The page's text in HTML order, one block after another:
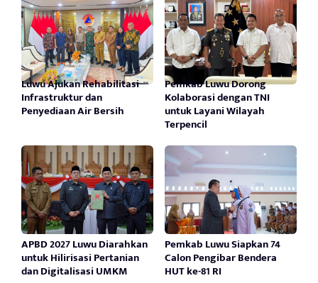
Luwu Ajukan Rehabilitasi
Infrastruktur dan
Penyediaan Air Bersih
Pemkab Luwu Dorong
Kolaborasi dengan TNI
untuk Layani Wilayah
Terpencil
APBD 2027 Luwu Diarahkan
untuk Hilirisasi Pertanian
dan Digitalisasi UMKM
Pemkab Luwu Siapkan 74
Calon Pengibar Bendera
HUT ke-81 RI